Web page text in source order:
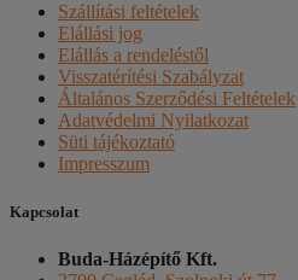
Szállítási feltételek
Elállási jog
Elállás a rendeléstől
Visszatérítési Szabályzat
Általános Szerződési Feltételek
Adatvédelmi Nyilatkozat
Süti tájékoztató
Impresszum
Kapcsolat
Buda-Házépítő Kft.